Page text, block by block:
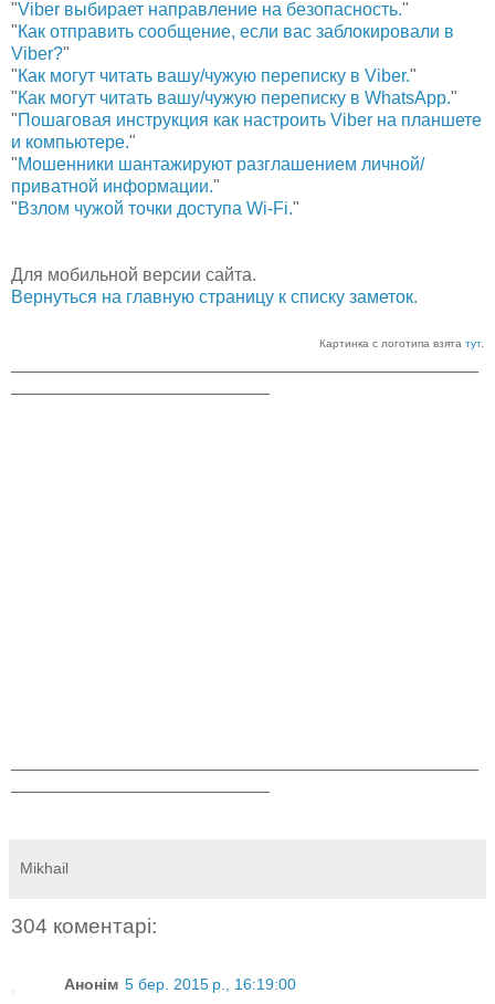
"Viber выбирает направление на безопасность."
"Как отправить сообщение, если вас заблокировали в
Viber?"
"Как могут читать вашу/чужую переписку в Viber."
"Как могут читать вашу/чужую переписку в WhatsApp."
"Пошаговая инструкция как настроить Viber на планшете
и компьютере."
"Мошенники шантажируют разглашением личной/
приватной информации."
"Взлом чужой точки доступа Wi-Fi."
Для мобильной версии сайта.
Вернуться на главную страницу к списку заметок.
Картинка с логотипа взята тут.
Mikhail
304 коментарі:
Анонім 5 бер. 2015 р., 16:19:00